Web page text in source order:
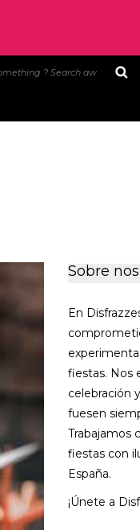
Sobre
En
fiestas. Nos
celebración
fuesen
Trabajamos
fiestas con
España.
¡Únete a